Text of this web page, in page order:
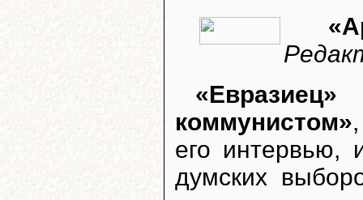
коммунистом»
его интервью,
думских